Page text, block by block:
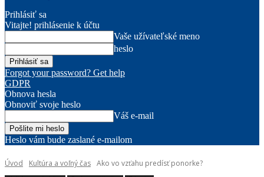
Prihlásiť sa
Vitajte! prihlásenie k účtu
Vaše užívateľské meno
heslo
Forgot your password? Get help
GDPR
Obnova hesla
Obnoviť svoje heslo
Váš e-mail
Heslo vám bude zaslané e-mailom
Úvod Kultúra a voľný čas Ako vo vzťahu predísť ponorke?